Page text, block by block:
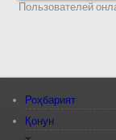
Пользователей
Роҳбарият
Қонун